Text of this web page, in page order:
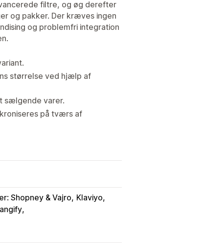
filtre, og øg derefter
og pakker. Der kræves ingen
og problemfri integration
størrelse ved hjælp af
sælgende varer.
på tværs af
Shopney & Vajro Klaviyo